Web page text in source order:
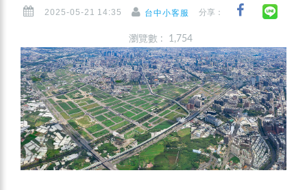
2025-05-21 14:35 台中小客服 分享：
瀏覽數 : 1,754